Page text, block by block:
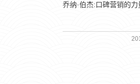
乔纳·伯杰:口碑营销的力